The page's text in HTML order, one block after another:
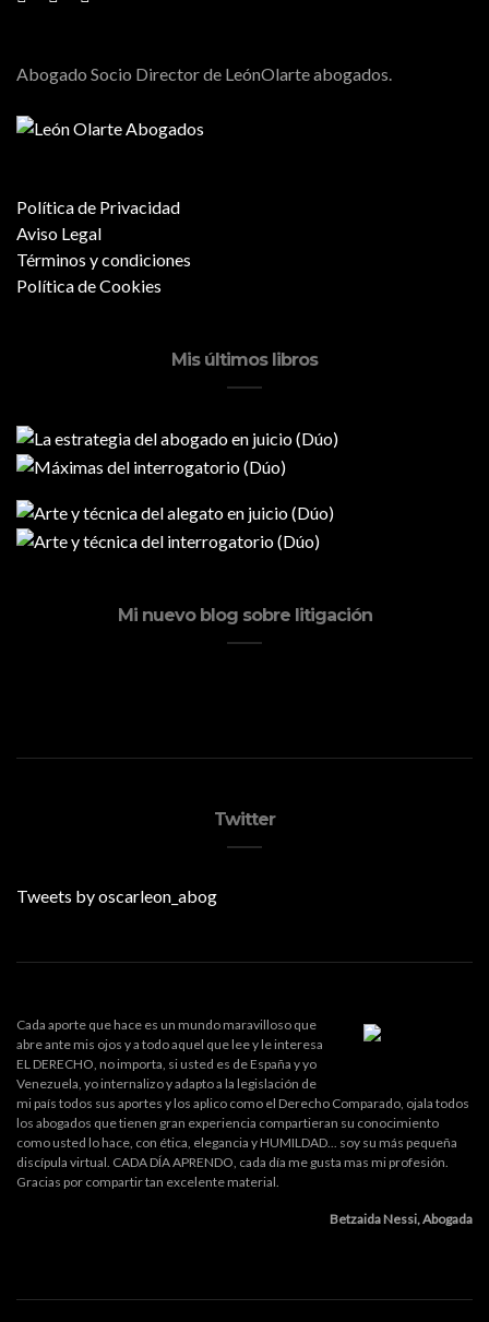
Abogado Socio Director de LeónOlarte abogados.
Política de Privacidad
Aviso Legal
Términos y condiciones
Política de Cookies
Mis últimos libros
Mi nuevo blog sobre litigación
Twitter
Tweets by oscarleon_abog
Cada aporte que hace es un mundo maravilloso que
abre ante mis ojos y a todo aquel que lee y le interesa
EL DERECHO, no importa, si usted es de España y yo
Venezuela, yo internalizo y adapto a la legislación de
mi país todos sus aportes y los aplico como el Derecho Comparado, ojala todos
los abogados que tienen gran experiencia compartieran su conocimiento
como usted lo hace, con ética, elegancia y HUMILDAD... soy su más pequeña
discípula virtual. CADA DÍA APRENDO, cada día me gusta mas mi profesión.
Gracias por compartir tan excelente material.
Betzaida Nessi, Abogada